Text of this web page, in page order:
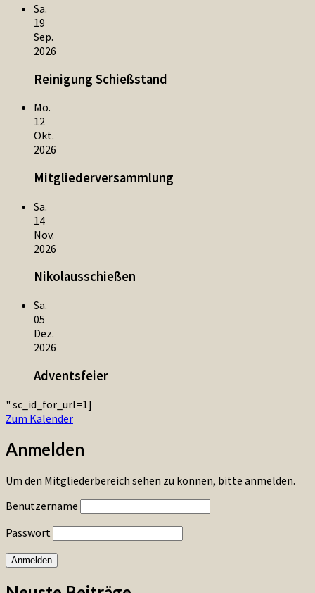
Sa.
19
Sep.
2026
Reinigung Schießstand
Mo.
12
Okt.
2026
Mitgliederversammlung
Sa.
14
Nov.
2026
Nikolausschießen
Sa.
05
Dez.
2026
Adventsfeier
" sc_id_for_url=1]
Zum Kalender
Anmelden
Um den Mitgliederbereich sehen zu können, bitte anmelden.
Benutzername
Passwort